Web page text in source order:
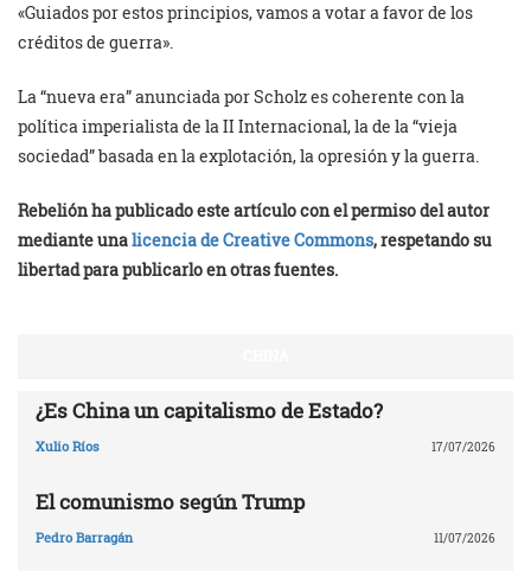
«Guiados por estos principios, vamos a votar a favor de los
créditos de guerra».
La “nueva era” anunciada por Scholz es coherente con la
política imperialista de la II Internacional, la de la “vieja
sociedad” basada en la explotación, la opresión y la guerra.
Rebelión ha publicado este artículo con el permiso del autor
mediante unalicencia de Creative Commons, respetando su
libertad para publicarlo en otras fuentes.
¿Es China un capitalismo de Estado?
Xulio Ríos 17/07/2026
El comunismo según Trump
Pedro Barragán 11/07/2026